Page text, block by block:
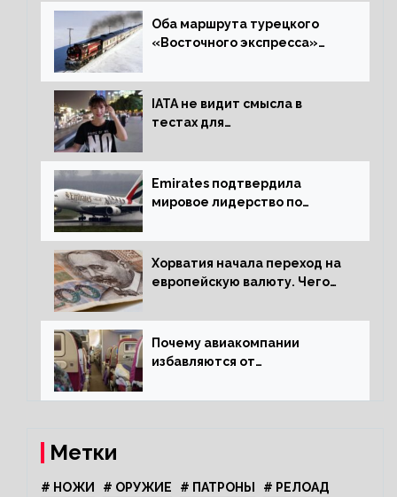
Оба маршрута турецкого
«Восточного экспресса»
IATA не видит смысла в
тестах для
Emirates подтвердила
мировое лидерство по
Хорватия начала переход на
европейскую валюту. Чего
Почему авиакомпании
избавляются от
Метки
# НОЖИ # ОРУЖИЕ # ПАТРОНЫ # РЕЛОАД